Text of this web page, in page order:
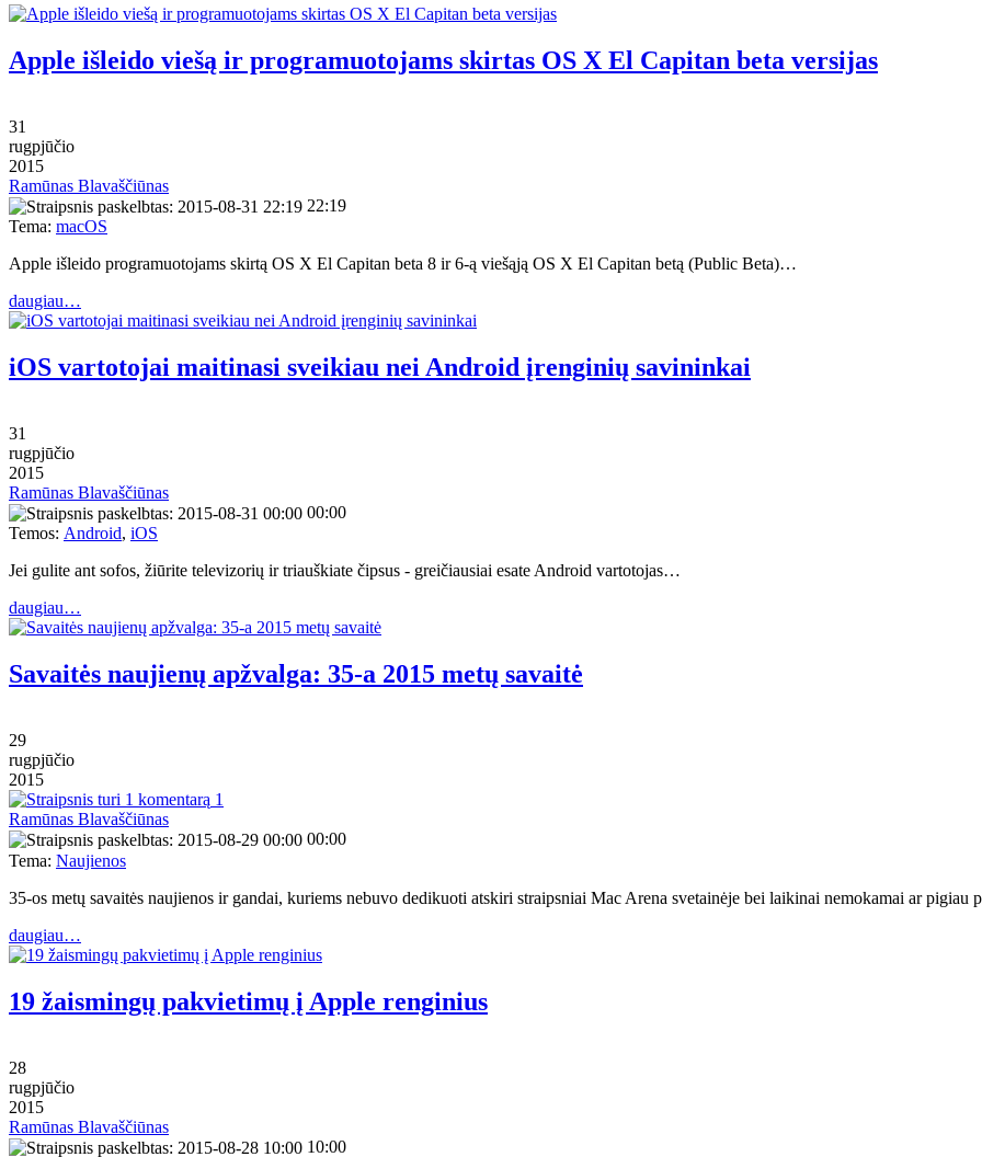
Apple išleido viešą ir programuotojams skirtas OS X El Capitan beta versijas
31
rugpjūčio
2015
Ramūnas Blavaščiūnas
22:19
Tema: macOS
Apple išleido programuotojams skirtą OS X El Capitan beta 8 ir 6-ą viešąją OS X El Capitan betą (Public Beta)…
daugiau…
iOS vartotojai maitinasi sveikiau nei Android įrenginių savininkai
31
rugpjūčio
2015
Ramūnas Blavaščiūnas
00:00
Temos: Android, iOS
Jei gulite ant sofos, žiūrite televizorių ir triauškiate čipsus - greičiausiai esate Android vartotojas…
daugiau…
Savaitės naujienų apžvalga: 35-a 2015 metų savaitė
29
rugpjūčio
2015
1
Ramūnas Blavaščiūnas
00:00
Tema: Naujienos
35-os metų savaitės naujienos ir gandai, kuriems nebuvo dedikuoti atskiri straipsniai Mac Arena svetainėje bei laikinai nemokamai ar
daugiau…
19 žaismingų pakvietimų į Apple renginius
28
rugpjūčio
2015
Ramūnas Blavaščiūnas
10:00